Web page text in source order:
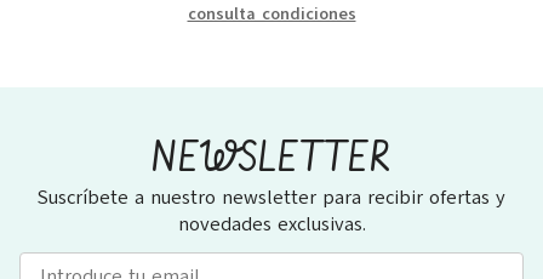
consulta condiciones
NEWSLETTER
Suscríbete a nuestro newsletter para recibir ofertas y
novedades exclusivas.